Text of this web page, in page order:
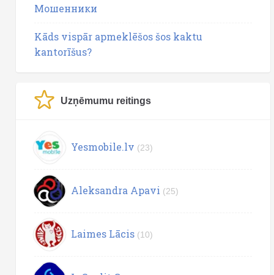
Мошенники
Kāds vispār apmeklēšos šos kaktu
kantorīšus?
Uzņēmumu reitings
Yesmobile.lv (23)
Aleksandra Apavi (25)
Laimes Lācis (10)